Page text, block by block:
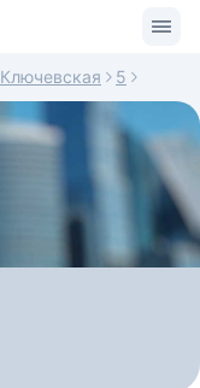
Ключевская 5